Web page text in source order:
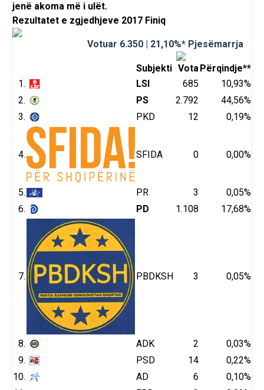
jenë akoma më i ulët.
Rezultatet e zgjedhjeve 2017 Finiq
Votuar 6.350 | 21,10%* Pjesëmarrja
Subjekti VotaPërqindje**
1.
LSI 685
10,93%
2.
PS 2.792
44,56%
3.
PKD 12 0,19%
4. SFIDA 0 0,00%
5. PR 3
0,05%
6.
PD 1.108 17,68%
7. PBDKSH 3 0,05%
8. ADK 2
0,03%
9.
PSD 14
0,22%
10.
AD 6
0,10%